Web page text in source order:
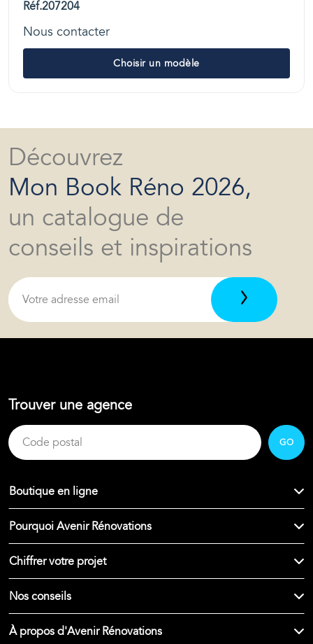
Réf.207204
Nous contacter
Choisir un modèle
Découvrez
Mon Book Réno 2026,
un catalogue de
conseils et inspirations
Trouver une agence
GO
Boutique en ligne
Pourquoi Avenir Rénovations
Chiffrer votre projet
Nos conseils
À propos d'Avenir Rénovations